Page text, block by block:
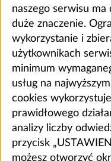
naszego serwisu ma
duże znaczenie.
wykorzystanie i
użytkownikach
minimum
usług na
cookies
prawidłowego
analizy liczby
przycisk
możesz otworzyć